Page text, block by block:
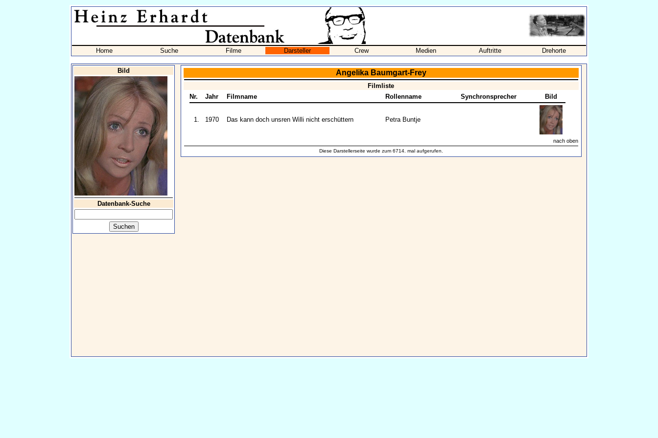
Home Suche Filme Darsteller Crew Medien Auftritte Drehorte
Bild
Datenbank-Suche
Angelika Baumgart-Frey
Filmliste
Nr.
Jahr Filmname Rollenname Synchronsprecher Bild
1. 1970 Das kann doch unsren Willi nicht erschüttern Petra Buntje
nach oben
Diese Darstellerseite wurde zum 6714. mal aufgerufen.